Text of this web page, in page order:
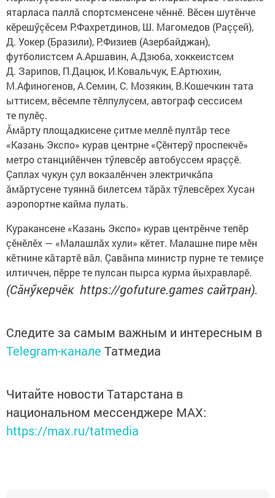
ятарласа паллă спортсменсене чӗннӗ. Вӗсен шутӗнче
кӗрешӳçӗсем Р.Фахретдинов, Ш. Магомедов (Раççей),
Д. Уокер (Бразили), Р.Физиев (Азербайджан),
футболистсем А.Аршавин, А.Дзюба, хоккеистсем
Д. Зарипов, П.Дацюк, И.Ковальчук, Е.Артюхин,
М.Афиногенов, А.Семин, С. Мозякин, В.Кошечкин тата
ыттисем, вӗсемпе тӗлпулусем, автограф сессисем
те пулӗç.
Ăмăрту площадкисене çитме меллӗ пултăр тесе
«Казань Экспо» курав центрне «Çӗнтерӳ проспекчӗ»
метро станцийӗнчен тӳлевсӗр автобуссем яраççӗ.
Çаплах чукун çул вокзалӗнчен электричкăпа
ăмăртусене туяннă билетсем тăрăх тӳлевсӗрех Хусан
аэропортне кайма пулать.
Куракансене «Казань Экспо» курав центрӗнче тепӗр
çӗнӗлӗх — «Малашлăх хули» кӗтет. Малашне пире мӗн
кӗтнине кăтартӗ вăл. Çавăнпа министр пурне те темиçе
илтиччен, пӗрре те пулсан пырса курма йыхравларӗ.
(Сăнӳкерчӗк https://gofuture.games сайтран).
Следите за самым важным и интересным в
Telegram-канале Татмедиа
Читайте новости Татарстана в
национальном мессенджере MАХ:
https://max.ru/tatmedia